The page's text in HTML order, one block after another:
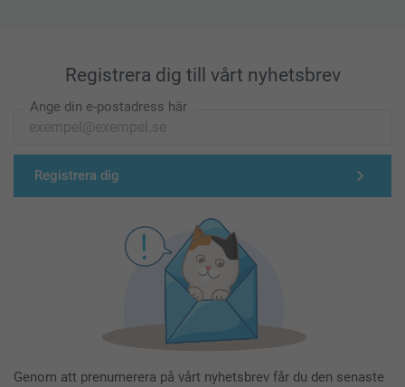
Registrera dig till vårt nyhetsbrev
Ange din e-postadress här
Registrera dig
Genom att prenumerera på vårt nyhetsbrev får du den senaste